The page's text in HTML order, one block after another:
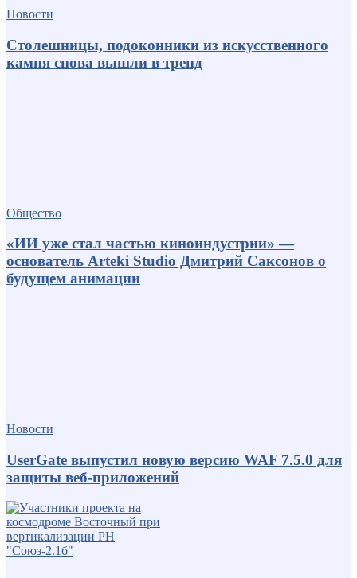
Новости
Столешницы, подоконники из искусственного
камня снова вышли в тренд
Общество
«ИИ уже стал частью киноиндустрии» —
основатель Arteki Studio Дмитрий Саксонов о
будущем анимации
Новости
UserGate выпустил новую версию WAF 7.5.0 для
защиты веб-приложений